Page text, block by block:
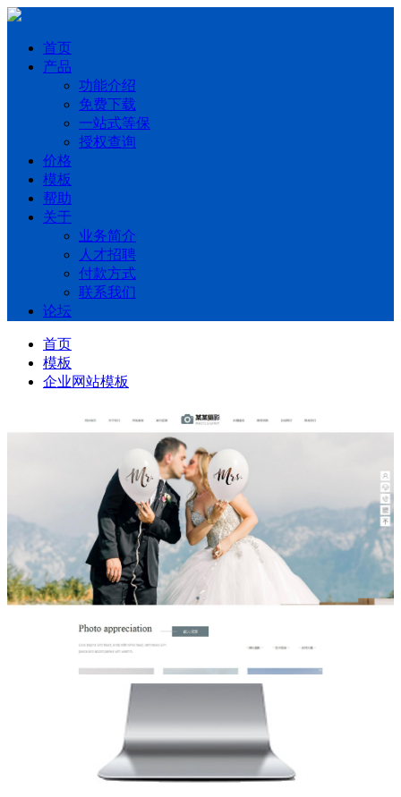
首页
产品
功能介绍
免费下载
一站式等保
授权查询
价格
模板
帮助
关于
业务简介
人才招聘
付款方式
联系我们
论坛
首页
模板
企业网站模板